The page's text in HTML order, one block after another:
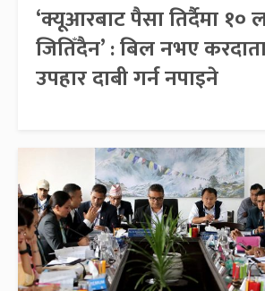
‘क्यूआरबाट पैसा तिर्दैमा १०
जितिँदैन’ : बिल नभए
उपहार दाबी गर्न नपाइने